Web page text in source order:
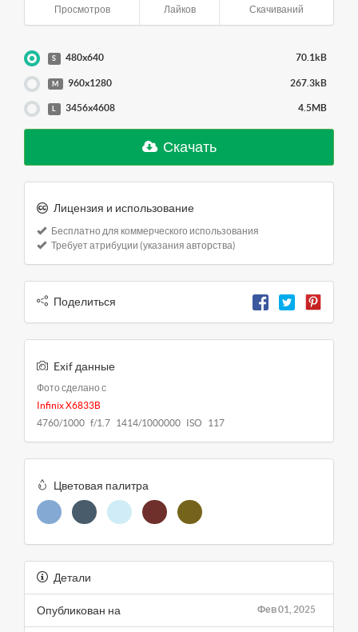
Просмотров Лайков Скачиваний
S 480x640 70.1kB
M 960x1280 267.3kB
L 3456x4608 4.5MB
Скачать
Лицензия и использование
Бесплатно для коммерческого использования
Требует атрибуции (указания авторства)
Поделиться
Exif данные
Фото сделано с
Infinix X6833B
4760/1000 f/1.7 1414/1000000 ISO 117
Цветовая палитра
Детали
Фев 01, 2025
Опубликован на